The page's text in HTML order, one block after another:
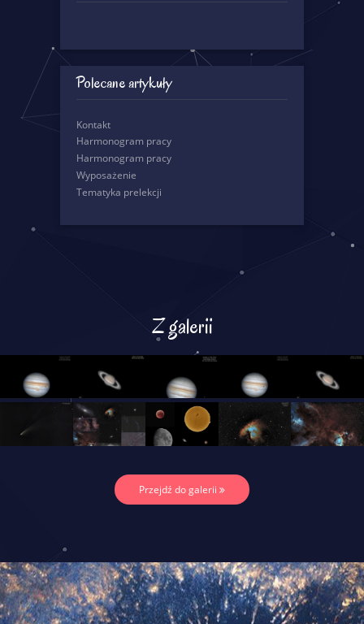
Polecane artykuły
Kontakt
Harmonogram pracy
Harmonogram pracy
Wyposażenie
Tematyka prelekcji
Z galerii
Przejdź do galerii